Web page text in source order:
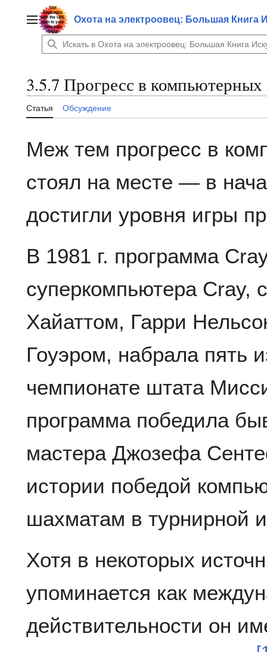
содержаниюГлавное менюОхота на электроовец: Большая Книга
3.5.7 Прогресс в
Статья Обсуждение
Меж тем прогресс в
стоял на месте — в
достигли уровня игры
В 1981 г. программа
суперкомпьютера Cray,
Хайаттом, Гарри
Гоуэром, набрала пять
чемпионате штата
программа победила
мастера Джозефа
истории победой
шахматам в турнирной
Хотя в некоторых
упоминается как
действительности он